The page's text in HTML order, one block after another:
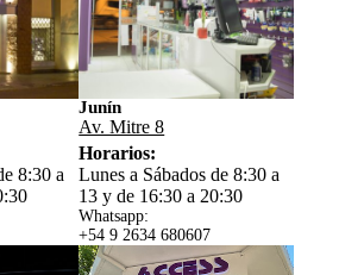
8:30 a
Junín
Av. Mitre 8
Horarios:
Lunes a Sábados de 8:30 a
13 y de 16:30 a 20:30
Whatsapp:
+54 9 2634 680607